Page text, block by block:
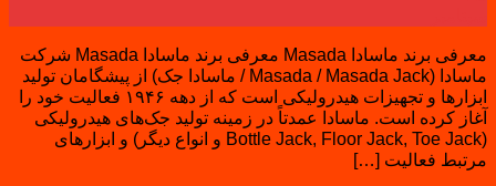
معرفی برند ماسادا Masada معرفی برند ماسادا Masada شرکت
ماسادا (Masada / Masada Jack / ماسادا جک) از پیشگامان تولید
ابزارها و تجهیزات هیدرولیکی است که از دهه ۱۹۴۶ فعالیت خود را
آغاز کرده است. ماسادا عمدتاً در زمینه تولید جک‌های هیدرولیکی
(Bottle Jack, Floor Jack, Toe Jack و انواع دیگر) و ابزارهای
مرتبط فعالیت […]